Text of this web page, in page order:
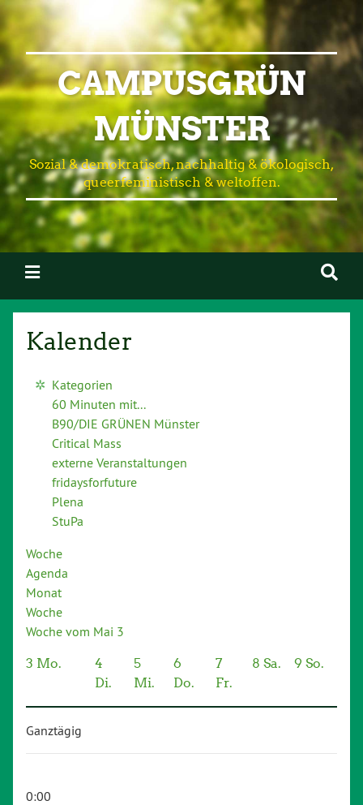
CAMPUSGRÜN
MÜNSTER
Sozial & demokratisch, nachhaltig & ökologisch,
queerfeministisch & weltoffen.
Kalender
Kategorien
60 Minuten mit...
B90/DIE GRÜNEN Münster
Critical Mass
externe Veranstaltungen
fridaysforfuture
Plena
StuPa
Woche
Agenda
Monat
Woche
Woche vom Mai 3
3 Mo.
4
Di.
5
Mi.
6
Do.
7
Fr.
8 Sa. 9 So.
Ganztägig
0:00